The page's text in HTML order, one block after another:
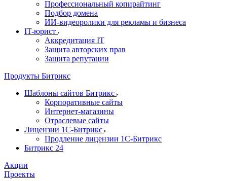
Профессиональный копирайтинг
Подбор домена
ИИ-видеоролики для рекламы и бизнеса
IT-юрист
Аккредитация IT
Защита авторских прав
Защита репутации
Продукты Битрикс
Шаблоны сайтов Битрикс
Корпоративные сайты
Интернет-магазины
Отраслевые сайты
Лицензии 1С-Битрикс
Продление лицензии 1С-Битрикс
Битрикс 24
Акции
Проекты